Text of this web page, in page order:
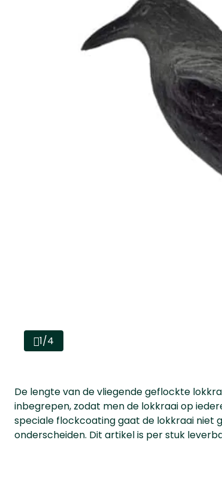
1/4
De lengte van de vliegende geflockte
inbegrepen, zodat men de lokkraai op
speciale flockcoating gaat de lokkraai niet
onderscheiden. Dit artikel is per stuk